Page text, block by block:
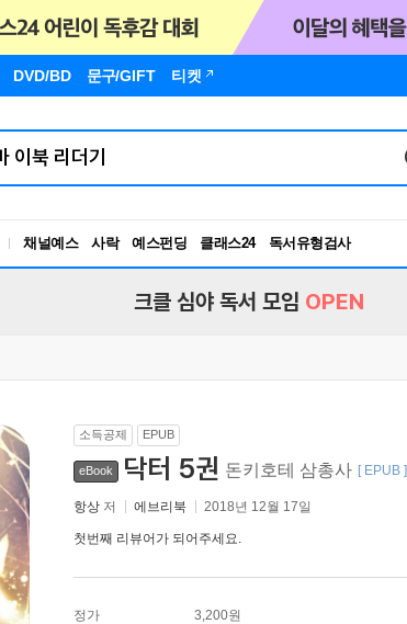
DVD/BD 문구/GIFT 티켓
채널예스 사락 예스펀딩 클래스24
독서유형검사
RBTI Lab
크클 심야 독서 모임 OPEN
소득공제 EPUB
eBook 닥터 5권 돈키호테 삼총사 [ EPUB ]
항상 저 에브리북 2018년 12월 17일
첫번째 리뷰어가 되어주세요.
정가 3,200원